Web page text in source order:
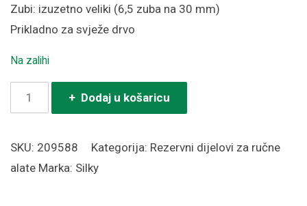
Zubi: izuzetno veliki (6,5 zuba na 30 mm)
Prikladno za svježe drvo
Na zalihi
Oštrica
Silky
2000
360-
+ Dodaj u košaricu
SKU: 209588 Kategorija: Rezervni dijelovi za ručne
alate Marka: Silky